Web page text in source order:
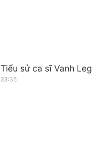
Tiểu sử ca sĩ Vanh Leg
23:35